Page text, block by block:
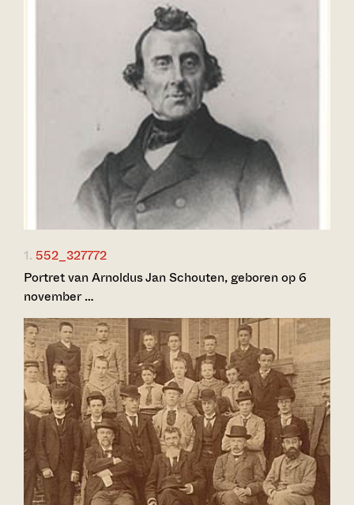
1. 552_327772
Portret van Arnoldus Jan Schouten, geboren op 6
november …